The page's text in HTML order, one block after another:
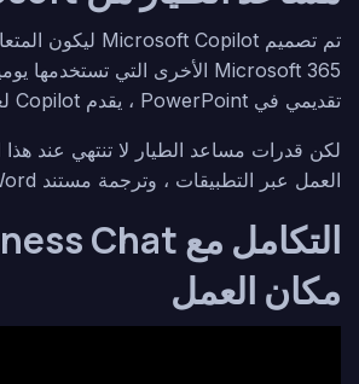
تقديمي في PowerPoint ، يقدم Copilot لغة تصميم مشتركة للمطالبات والتحسينات والأوامر.
لكن قدرات مساعد الطيار لا تنتهي عند
العمل عبر التطبيقات ، وترجمة مستند Word بسهولة إلى عرض تقديمي في PowerPoint.
مكان العمل